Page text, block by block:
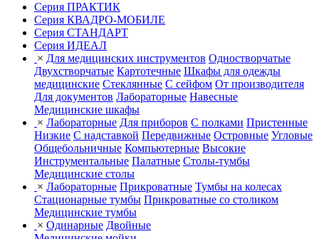
Серия ПРАКТИК
Серия КВАДРО-МОБИЛЕ
Серия СТАНДАРТ
Серия ИДЕАЛ
× Для медицинских инструментов Одностворчатые
Двухстворчатые Картотечные Шкафы для одежды
медицинские Стеклянные С сейфом От производителя
Для документов Лабораторные Навесные
Медицинские шкафы
× Лабораторные Для приборов С полками Пристенные
Низкие С надставкой Передвижные Островные Угловые
Общебольничные Компьютерные Высокие
Инструментальные Палатные Столы-тумбы
Медицинские столы
× Лабораторные Прикроватные Тумбы на колесах
Стационарные тумбы Прикроватные со столиком
Медицинские тумбы
× Одинарные Двойные